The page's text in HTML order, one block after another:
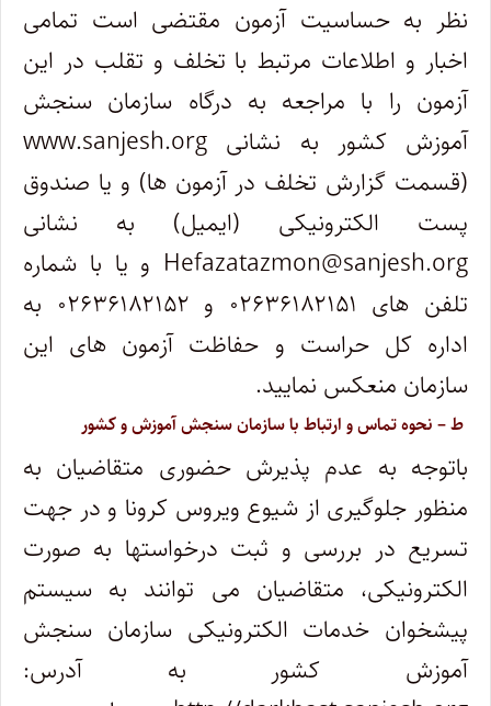
نظر به حساسیت آزمون مقتضی است تمامی
اخبار و اطلاعات مرتبط با تخلف و تقلب در این
آزمون را با مراجعه به درگاه سازمان سنجش
آموزش کشور به نشانی www.sanjesh.org
(قسمت گزارش تخلف در آزمون ها) و یا صندوق
پست الکترونیکی (ایمیل) به نشانی
Hefazatazmon@sanjesh.org و یا با شماره
تلفن های ۰۲۶۳۶۱۸۲۱۵۱ و ۰۲۶۳۶۱۸۲۱۵۲ به
اداره کل حراست و حفاظت آزمون های این
سازمان منعکس نمایید.
ط – نحوه تماس و ارتباط با سازمان سنجش آموزش و کشور
باتوجه به عدم پذیرش حضوری متقاضیان به
منظور جلوگیری از شیوع ویروس کرونا و در جهت
تسریع در بررسی و ثبت درخواستها به صورت
الکترونیکی، متقاضیان می توانند به سیستم
پیشخوان خدمات الکترونیکی سازمان سنجش
آموزش کشور به آدرس: